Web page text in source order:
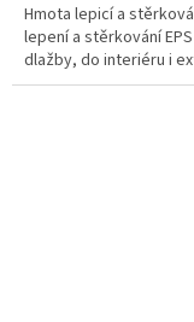
Hmota lepicí a
lepení a stěrkování
dlažby, do interiéru i